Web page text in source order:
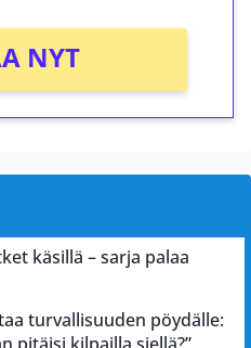
NYT
käsillä – sarja palaa
turvallisuuden pöydälle: